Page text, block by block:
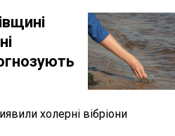
холерні вібріони